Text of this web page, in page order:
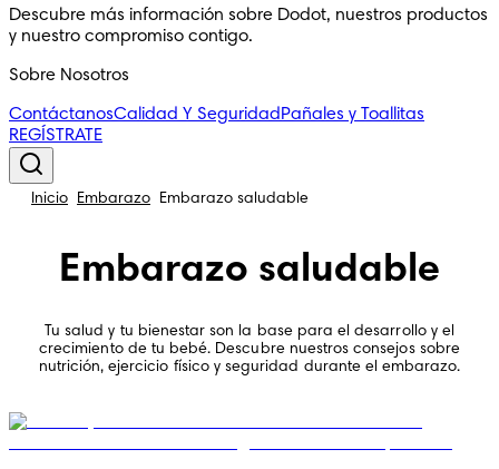
Descubre más información sobre Dodot, nuestros productos
y nuestro compromiso contigo.
Sobre Nosotros
ContáctanosCalidad Y Seguridad Pañales y Toallitas
REGÍSTRATE
Inicio Embarazo Embarazo saludable
Embarazo saludable
Tu salud y tu bienestar son la base para el desarrollo y el
crecimiento de tu bebé. Descubre nuestros consejos sobre
nutrición, ejercicio físico y seguridad durante el embarazo.